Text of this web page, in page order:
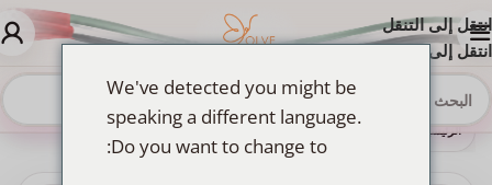
انتقل إلى التنقل
انتقل إلى المحتوى الرئيسي
الرئيسية
We've detected you might be
speaking a different language.
Do you want to change to: